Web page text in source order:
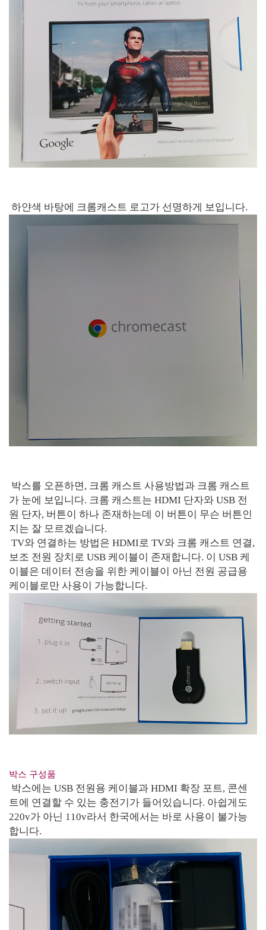
하얀색 바탕에 크롬캐스트 로고가 선명하게 보입니다.
박스를 오픈하면, 크롬 캐스트 사용방법과 크롬 캐스트
가 눈에 보입니다. 크롬 캐스트는 HDMI 단자와 USB 전
원 단자, 버튼이 하나 존재하는데 이 버튼이 무슨 버튼인
지는 잘 모르겠습니다.
TV와 연결하는 방법은 HDMI로 TV와 크롬 캐스트 연결,
보조 전원 장치로 USB 케이블이 존재합니다. 이 USB 케
이블은 데이터 전송을 위한 케이블이 아닌 전원 공급용
케이블로만 사용이 가능합니다.
박스 구성품
박스에는 USB 전원용 케이블과 HDMI 확장 포트, 콘센
트에 연결할 수 있는 충전기가 들어있습니다. 아쉽게도
220v가 아닌 110v라서 한국에서는 바로 사용이 불가능
합니다.